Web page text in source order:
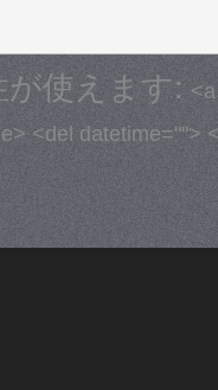
使えます:
<del datetime="">